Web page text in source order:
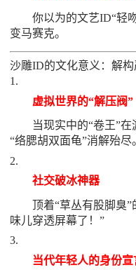
你以为的文艺ID“轻
变马赛克。
沙雕ID的文化意义：解
虚拟世界的“解压阀”
当现实中的“卷王”
“络腮胡双面龟”消解殆尽
社交破冰神器
顶着“草丛有股脚臭
味儿穿透屏幕了！”
当代年轻人的身份宣